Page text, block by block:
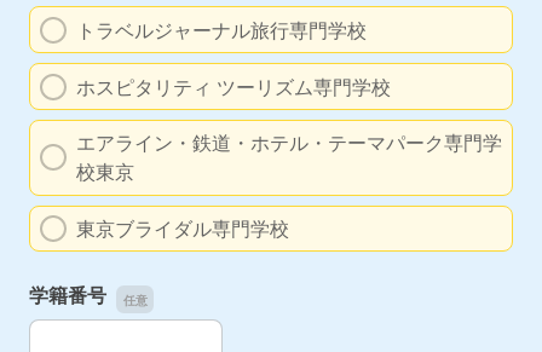
トラベルジャーナル旅行専門学校
ホスピタリティ ツーリズム専門学校
エアライン・鉄道・ホテル・テーマパーク専門学
校東京
東京ブライダル専門学校
学籍番号
学籍番号